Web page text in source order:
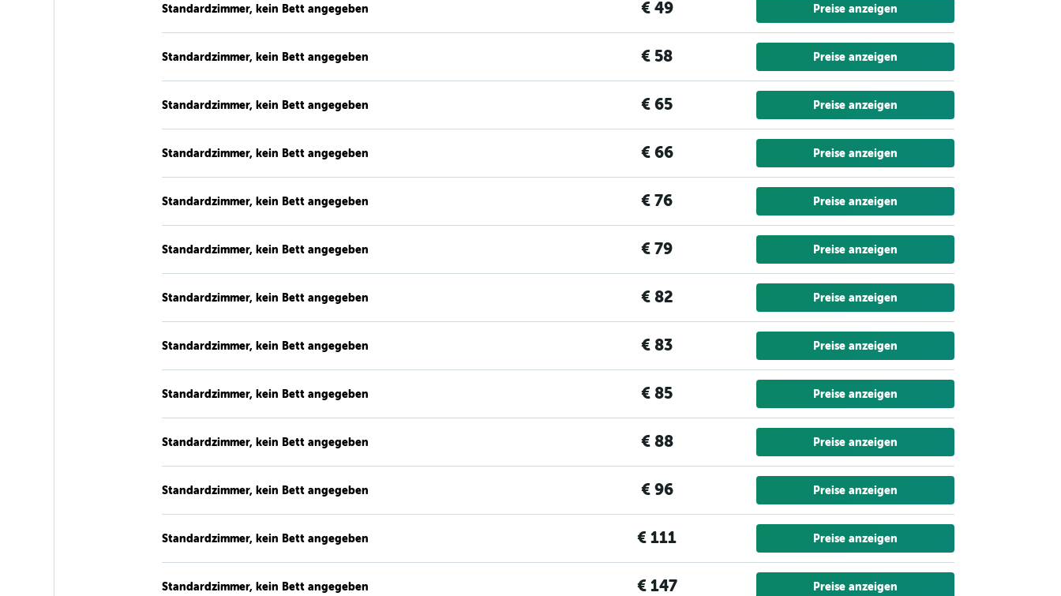
Standardzimmer, kein Bett angegeben € 49 Preise anzeigen
Standardzimmer, kein Bett angegeben € 58 Preise anzeigen
Standardzimmer, kein Bett angegeben € 65 Preise anzeigen
Standardzimmer, kein Bett angegeben € 66 Preise anzeigen
Standardzimmer, kein Bett angegeben € 76 Preise anzeigen
Standardzimmer, kein Bett angegeben € 79 Preise anzeigen
Standardzimmer, kein Bett angegeben € 82 Preise anzeigen
Standardzimmer, kein Bett angegeben € 83 Preise anzeigen
Standardzimmer, kein Bett angegeben € 85 Preise anzeigen
Standardzimmer, kein Bett angegeben € 88 Preise anzeigen
Standardzimmer, kein Bett angegeben € 96 Preise anzeigen
Standardzimmer, kein Bett angegeben € 111 Preise anzeigen
Standardzimmer, kein Bett angegeben € 147 Preise anzeigen